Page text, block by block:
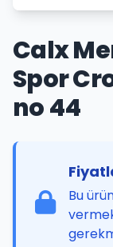
Calx
Spor
no 44
Bu